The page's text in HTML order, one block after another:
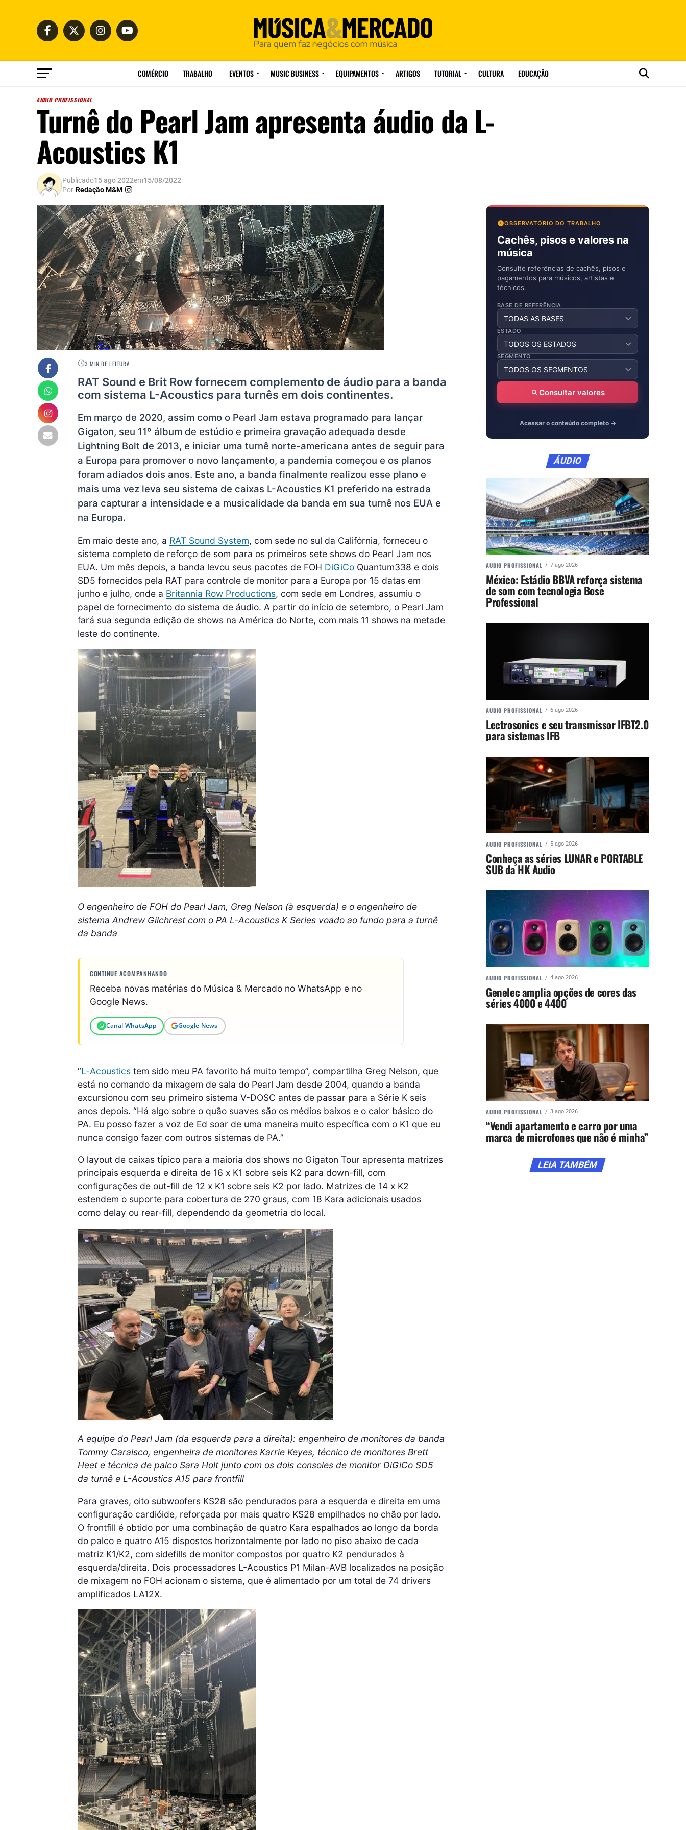
COMÉRCIO TRABALHO EVENTOS MUSIC BUSINESS EQUIPAMENTOS ARTIGOS TUTORIAL CULTURA EDUCAÇÃO
AUDIO PROFISSIONAL
Turnê do Pearl Jam apresenta áudio da L-
Acoustics K1
Publicado15 ago 2022em15/08/2022
Por Redação M&M
3 MIN DE LEITURA
RAT Sound e Brit Row fornecem complemento de áudio para a banda
com sistema L-Acoustics para turnês em dois continentes.
Em março de 2020, assim como o Pearl Jam estava programado para lançar
Gigaton, seu 11º álbum de estúdio e primeira gravação adequada desde
Lightning Bolt de 2013, e iniciar uma turnê norte-americana antes de seguir para
a Europa para promover o novo lançamento, a pandemia começou e os planos
foram adiados dois anos. Este ano, a banda finalmente realizou esse plano e
mais uma vez leva seu sistema de caixas L-Acoustics K1 preferido na estrada
para capturar a intensidade e a musicalidade da banda em sua turnê nos EUA e
na Europa.
Em maio deste ano, a RAT Sound System, com sede no sul da Califórnia, forneceu o
sistema completo de reforço de som para os primeiros sete shows do Pearl Jam nos
EUA. Um mês depois, a banda levou seus pacotes de FOH DiGiCo Quantum338 e dois
SD5 fornecidos pela RAT para controle de monitor para a Europa por 15 datas em
junho e julho, onde a Britannia Row Productions, com sede em Londres, assumiu o
papel de fornecimento do sistema de áudio. A partir do início de setembro, o Pearl Jam
fará sua segunda edição de shows na América do Norte, com mais 11 shows na metade
leste do continente.
O engenheiro de FOH do Pearl Jam, Greg Nelson (à esquerda) e o engenheiro de
sistema Andrew Gilchrest com o PA L-Acoustics K Series voado ao fundo para a turnê
da banda
CONTINUE ACOMPANHANDO
Receba novas matérias do Música & Mercado no WhatsApp e no
Google News.
Canal WhatsApp Google News
“L-Acoustics tem sido meu PA favorito há muito tempo”, compartilha Greg Nelson, que
está no comando da mixagem de sala do Pearl Jam desde 2004, quando a banda
excursionou com seu primeiro sistema V-DOSC antes de passar para a Série K seis
anos depois. “Há algo sobre o quão suaves são os médios baixos e o calor básico do
PA. Eu posso fazer a voz de Ed soar de uma maneira muito específica com o K1 que eu
nunca consigo fazer com outros sistemas de PA.”
O layout de caixas típico para a maioria dos shows no Gigaton Tour apresenta matrizes
principais esquerda e direita de 16 x K1 sobre seis K2 para down-fill, com
configurações de out-fill de 12 x K1 sobre seis K2 por lado. Matrizes de 14 x K2
estendem o suporte para cobertura de 270 graus, com 18 Kara adicionais usados ​​
como delay ou rear-fill, dependendo da geometria do local.
A equipe do Pearl Jam (da esquerda para a direita): engenheiro de monitores da banda
Tommy Caraisco, engenheira de monitores Karrie Keyes, técnico de monitores Brett
Heet e técnica de palco Sara Holt junto com os dois consoles de monitor DiGiCo SD5
da turnê e L-Acoustics A15 para frontfill
Para graves, oito subwoofers KS28 são pendurados para a esquerda e direita em uma
configuração cardióide, reforçada por mais quatro KS28 empilhados no chão por lado.
O frontfill é obtido por uma combinação de quatro Kara espalhados ao longo da borda
do palco e quatro A15 dispostos horizontalmente por lado no piso abaixo de cada
matriz K1/K2, com sidefills de monitor compostos por quatro K2 pendurados à
esquerda/direita. Dois processadores L-Acoustics P1 Milan-AVB localizados na posição
de mixagem no FOH acionam o sistema, que é alimentado por um total de 74 drivers
amplificados LA12X.
OBSERVATÓRIO DO TRABALHO
Cachês, pisos e valores na
música
Consulte referências de cachês, pisos e
pagamentos para músicos, artistas e
técnicos.
BASE DE REFERÊNCIA
ESTADO
SEGMENTO
Consultar valores
Acessar o conteúdo completo →
ÁUDIO
AUDIO PROFISSIONAL 7 ago 2026
México: Estádio BBVA reforça sistema
de som com tecnologia Bose
Professional
AUDIO PROFISSIONAL 6 ago 2026
Lectrosonics e seu transmissor IFBT2.0
para sistemas IFB
AUDIO PROFISSIONAL 5 ago 2026
Conheça as séries LUNAR e PORTABLE
SUB da HK Audio
AUDIO PROFISSIONAL 4 ago 2026
Genelec amplia opções de cores das
séries 4000 e 4400
AUDIO PROFISSIONAL 3 ago 2026
“Vendi apartamento e carro por uma
marca de microfones que não é minha”
LEIA TAMBÉM